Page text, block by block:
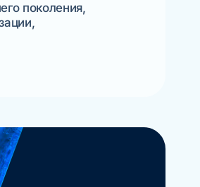
поколения,